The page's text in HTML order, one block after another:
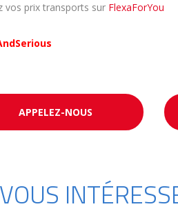
vos prix transports sur FlexaForYou
APPELEZ-NOUS